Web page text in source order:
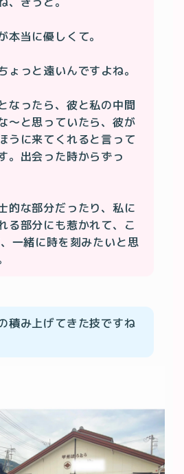
本当に優しくて。
ょっと遠いんですよね。
なったら、彼と私の中間
〜と思っていたら、彼が
うに来てくれると言って
。出会った時からずっ
的な部分だったり、私に
る部分にも惹かれて、こ
一緒に時を刻みたいと思
積み上げてきた技ですね